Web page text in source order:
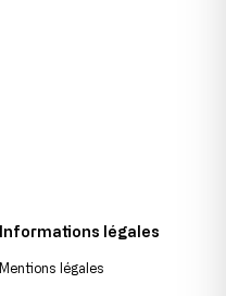
Informations légales
Mentions légales